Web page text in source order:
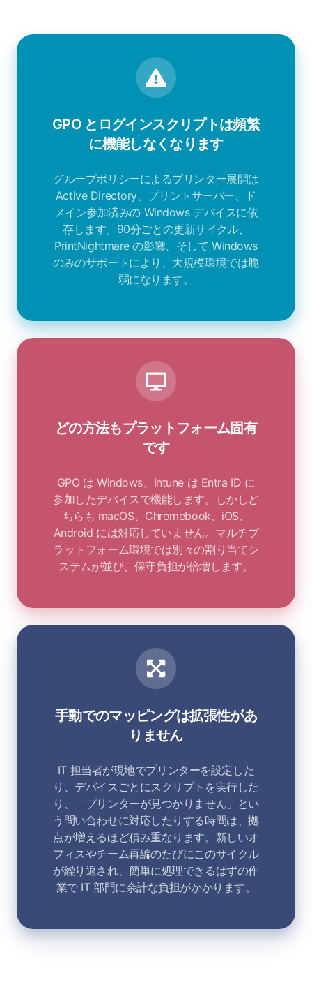
GPO とログインスクリプトは頻繁
に機能しなくなります
グループポリシーによるプリンター展開は
Active Directory、プリントサーバー、ド
メイン参加済みの Windows デバイスに依
存します。90分ごとの更新サイクル、
PrintNightmare の影響、そして Windows
のみのサポートにより、大規模環境では脆
弱になります。
どの方法もプラットフォーム固有
です
GPO は Windows、Intune は Entra ID に
参加したデバイスで機能します。しかしど
ちらも macOS、Chromebook、iOS、
Android には対応していません。マルチプ
ラットフォーム環境では別々の割り当てシ
ステムが並び、保守負担が倍増します。
手動でのマッピングは拡張性があ
りません
IT 担当者が現地でプリンターを設定した
り、デバイスごとにスクリプトを実行した
り、「プリンターが見つかりません」とい
う問い合わせに対応したりする時間は、拠
点が増えるほど積み重なります。新しいオ
フィスやチーム再編のたびにこのサイクル
が繰り返され、簡単に処理できるはずの作
業で IT 部門に余計な負担がかかります。